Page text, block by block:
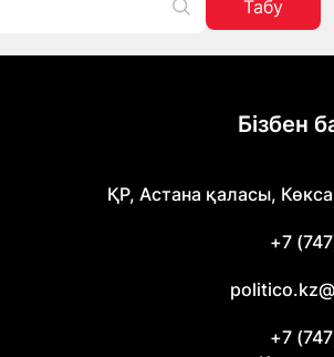
Табу
Бізбен
ҚР, Астана қаласы,
+7
+7